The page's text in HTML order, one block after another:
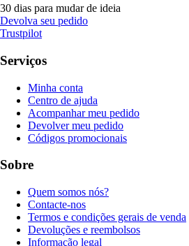
30 dias para mudar de ideia
Devolva seu pedido
Trustpilot
Serviços
Minha conta
Centro de ajuda
Acompanhar meu pedido
Devolver meu pedido
Códigos promocionais
Sobre
Quem somos nós?
Contacte-nos
Termos e condições gerais de venda
Devoluções e reembolsos
Informação legal